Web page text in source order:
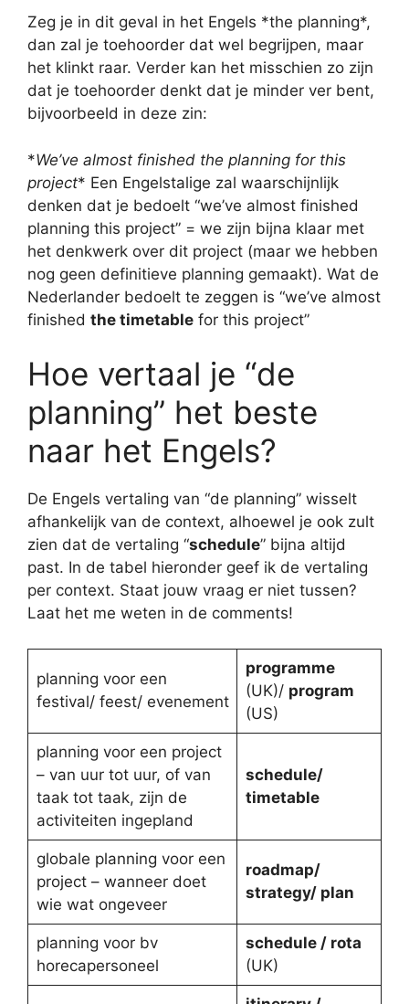
Zeg je in dit geval in het Engels *the planning*,
dan zal je toehoorder dat wel begrijpen, maar
het klinkt raar. Verder kan het misschien zo zijn
dat je toehoorder denkt dat je minder ver bent,
bijvoorbeeld in deze zin:
*We’ve almost finished the planning for this
project* Een Engelstalige zal waarschijnlijk
denken dat je bedoelt “we’ve almost finished
planning this project” = we zijn bijna klaar met
het denkwerk over dit project (maar we hebben
nog geen definitieve planning gemaakt). Wat de
Nederlander bedoelt te zeggen is “we’ve almost
finished the timetable for this project”
Hoe vertaal je “de
planning” het beste
naar het Engels?
De Engels vertaling van “de planning” wisselt
afhankelijk van de context, alhoewel je ook zult
zien dat de vertaling “schedule” bijna altijd
past. In de tabel hieronder geef ik de vertaling
per context. Staat jouw vraag er niet tussen?
Laat het me weten in de comments!
planning voor een
festival/ feest/ evenement
programme
(UK)/ program
(US)
planning voor een project
– van uur tot uur, of van
taak tot taak, zijn de
activiteiten ingepland
schedule/
timetable
globale planning voor een
project – wanneer doet
wie wat ongeveer
roadmap/
strategy/ plan
planning voor bv
horecapersoneel
schedule / rota
(UK)